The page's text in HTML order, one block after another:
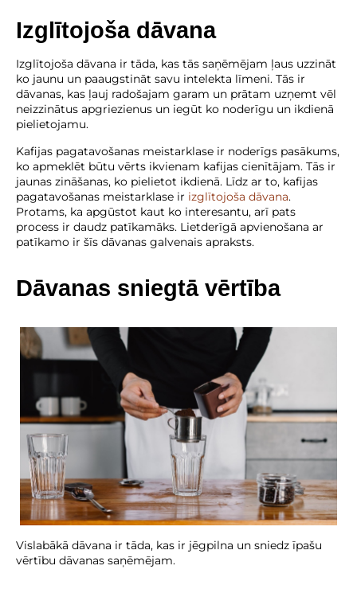
Izglītojoša dāvana
Izglītojoša dāvana ir tāda, kas tās saņēmējam ļaus uzzināt
ko jaunu un paaugstināt savu intelekta līmeni. Tās ir
dāvanas, kas ļauj radošajam garam un prātam uzņemt vēl
neizzinātus apgriezienus un iegūt ko noderīgu un ikdienā
pielietojamu.
Kafijas pagatavošanas meistarklase ir noderīgs pasākums,
ko apmeklēt būtu vērts ikvienam kafijas cienītājam. Tās ir
jaunas zināšanas, ko pielietot ikdienā. Līdz ar to, kafijas
pagatavošanas meistarklase ir izglītojoša dāvana.
Protams, ka apgūstot kaut ko interesantu, arī pats
process ir daudz patīkamāks. Lietderīgā apvienošana ar
patīkamo ir šīs dāvanas galvenais apraksts.
Dāvanas sniegtā vērtība
Vislabākā dāvana ir tāda, kas ir jēgpilna un sniedz īpašu
vērtību dāvanas saņēmējam.